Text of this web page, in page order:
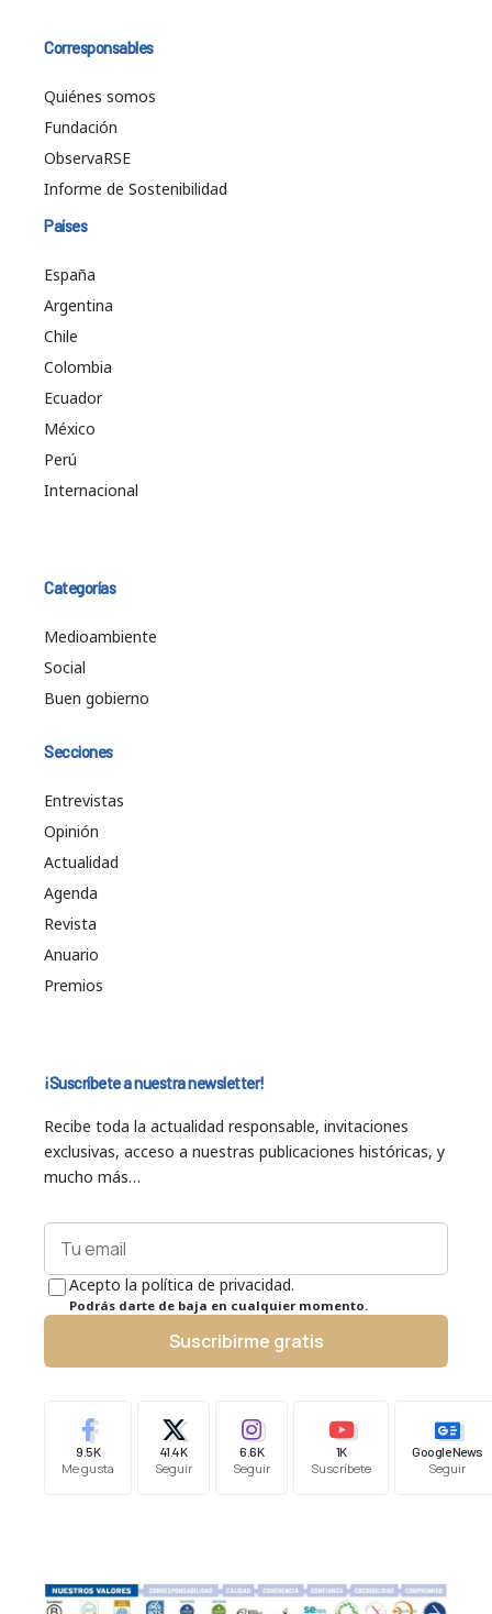
Corresponsables
Quiénes somos
Fundación
ObservaRSE
Informe de Sostenibilidad
Países
España
Argentina
Chile
Colombia
Ecuador
México
Perú
Internacional
Categorías
Medioambiente
Social
Buen gobierno
Secciones
Entrevistas
Opinión
Actualidad
Agenda
Revista
Anuario
Premios
¡Suscríbete a nuestra newsletter!
Recibe toda la actualidad responsable, invitaciones
exclusivas, acceso a nuestras publicaciones históricas, y
mucho más…
Acepto la política de privacidad.
Podrás darte de baja en cualquier momento.
Suscribirme gratis
9.5K
Me gusta
41.4K
Seguir
6.6K
Seguir
1K
Suscríbete
Google News
Seguir